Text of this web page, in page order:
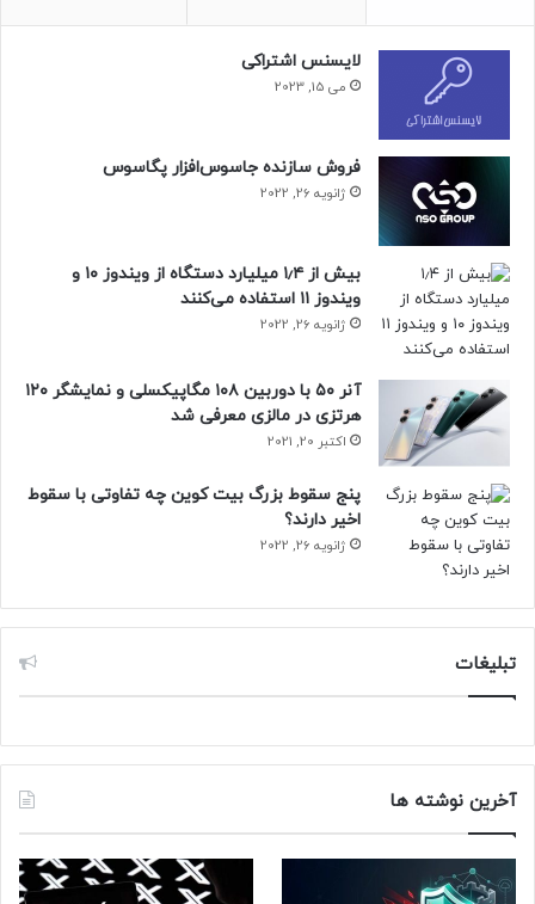
مقاله‌های مرتبط
درصد شارژ شود. 13i در رنگ‌های آبی و سفید، با برجستگی‌های
طلایی در در اطراف حلقه‌ی دوربین، عرضه می‌شود.
قیمت گوشی جدید هواوی در مکزیک با کانفیگ ۲۵۶ گیگابایتی
۲۹۰ دلار است.
حتما بخوانید :
نسخه آزمایشی جدید One UI 7 برای گلکسی
S24 سامسونگ منتشر شد
منبع : زومیت
لایسنس اشتراکی
می 15, 2023
فروش سازنده جاسوس‌افزار پگاسوس
ژانویه 26, 2022
بیش از ۱٫۴ میلیارد دستگاه از ویندوز ۱۰ و
ویندوز ۱۱ استفاده می‌کنند
ژانویه 26, 2022
آنر ۵۰ با دوربین ۱۰۸ مگاپیکسلی و نمایشگر ۱۲۰
هرتزی در مالزی معرفی شد
اکتبر 20, 2021
پنج سقوط بزرگ بیت کوین چه تفاوتی با سقوط
اخیر دارند؟
ژانویه 26, 2022
تبلیغات
آخرین نوشته ها